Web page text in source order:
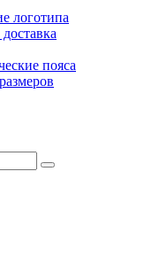
логотипа
пояса